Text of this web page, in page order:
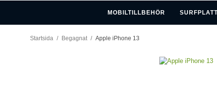
MOBILTILLBEHÖR
Startsida / Begagnat / Apple iPhone 13